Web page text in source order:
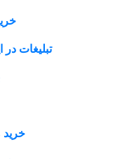
خرید
تبلیغات در
بتا
خرید